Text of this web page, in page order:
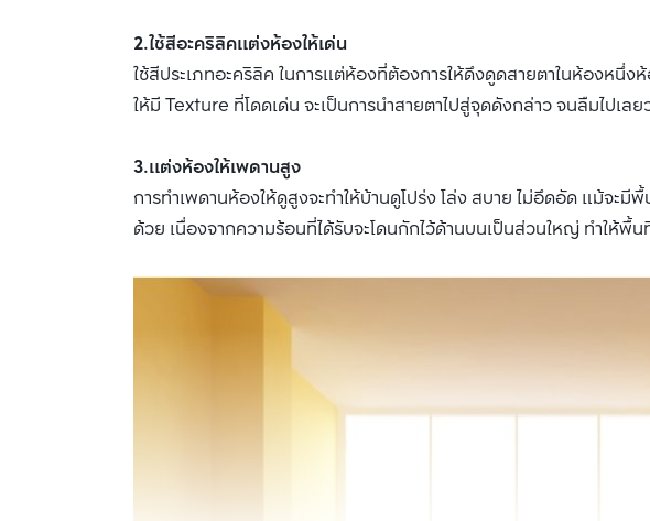
2.ใช้สีอะคริลิคแต่งห้องให้เด่น
ใช้สีประเภทอะคริลิค ในการแต่ห้องที่ต้องการให้ดึงดูดสายตาในห้องหนึ่ง
ให้มี Texture ที่โดดเด่น จะเป็นการนำสายตาไปสู่จุดดังกล่าว จนลืมไปเล
3.แต่งห้องให้เพดานสูง
การทำเพดานห้องให้ดูสูงจะทำให้บ้านดูโปร่ง โล่ง สบาย ไม่อึดอัด แม้จะ
ด้วย เนื่องจากความร้อนที่ได้รับจะโดนกักไว้ด้านบนเป็นส่วนใหญ่ ทำให้